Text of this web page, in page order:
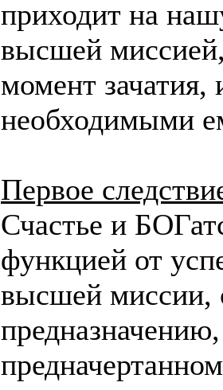
приходит на
высшей
момент зачатия,
необходимыми
Первое
Счастье и
функцией от
высшей миссии,